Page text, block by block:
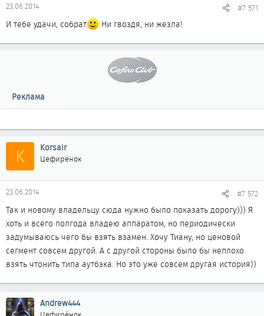
23.06.2014 #7 571
И тебе удачи, собрат Ни гвоздя, ни жезла!
Реклама
K Korsair
Цефирёнок
23.06.2014 #7 572
Так и новому владельцу сюда нужно было показать дорогу))) Я
хоть и всего полгода владею аппаратом, но периодически
задумываюсь чего бы взять взамен. Хочу Тиану, но ценовой
сегмент совсем другой. А с другой стороны было бы неплохо
взять чтонить типа аутбэка. Но это уже совсем другая история))
Andrew444